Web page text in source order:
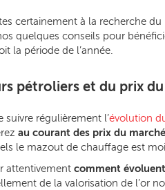
certainement à la recherche
quelques conseils pour
la période de l’année.
pétroliers et du prix
régulièrement l’évolution
au courant des prix du marché
le mazout de chauffage est
attentivement comment
de la valorisation de l’or